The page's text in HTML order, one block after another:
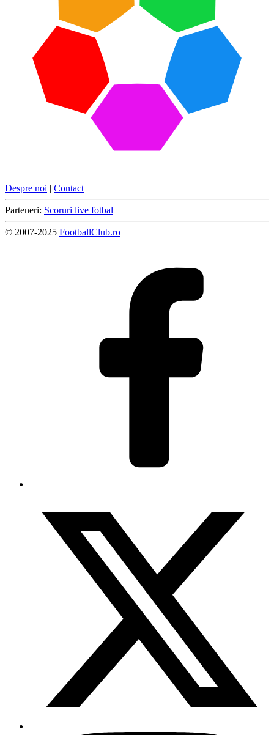
Despre noi | Contact
Parteneri: Scoruri live fotbal
© 2007-2025 FootballClub.ro